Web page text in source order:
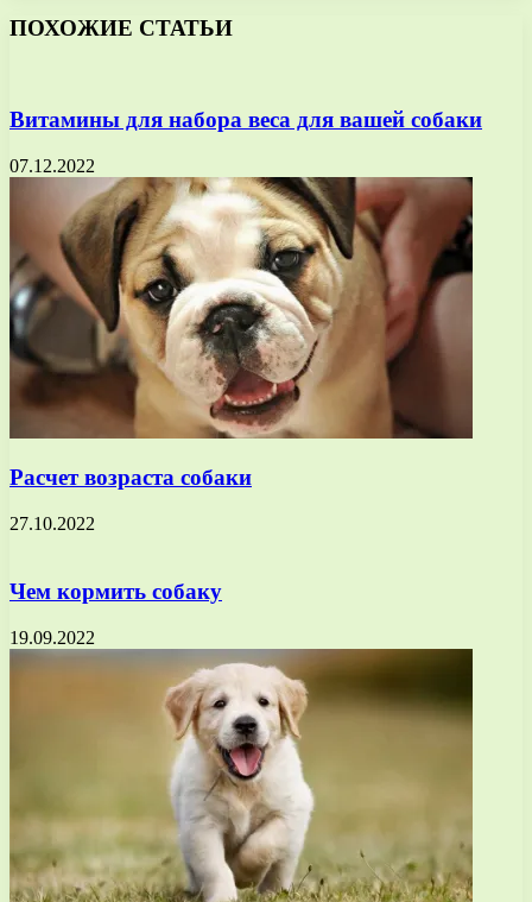
ПОХОЖИЕ СТАТЬИ
Витамины для набора веса для вашей собаки
07.12.2022
Расчет возраста собаки
27.10.2022
Чем кормить собаку
19.09.2022